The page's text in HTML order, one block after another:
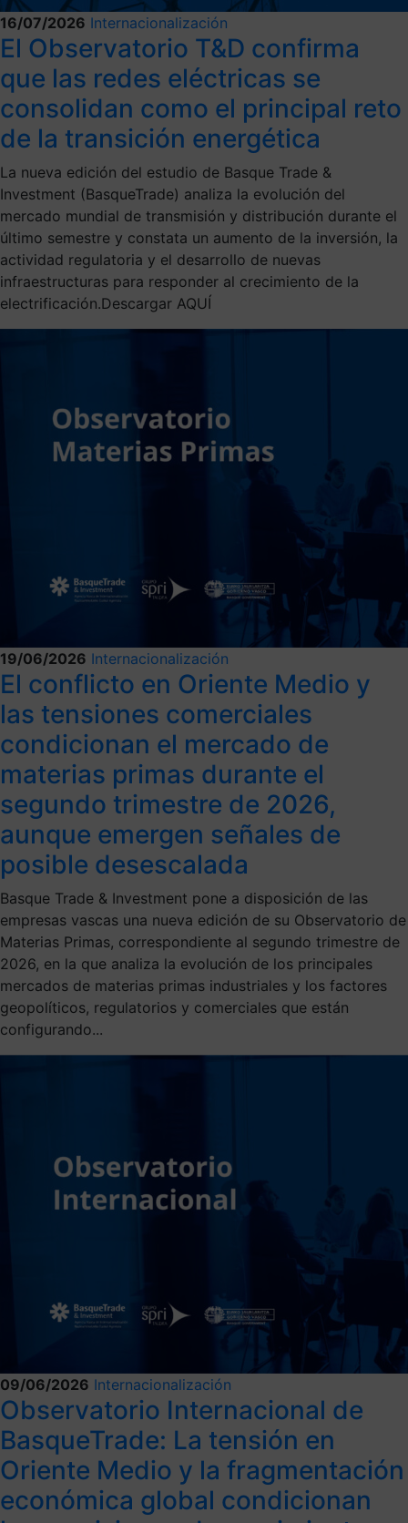
16/07/2026 Internacionalización
El Observatorio T&D confirma
que las redes eléctricas se
consolidan como el principal reto
de la transición energética
La nueva edición del estudio de Basque Trade &
Investment (BasqueTrade) analiza la evolución del
mercado mundial de transmisión y distribución durante el
último semestre y constata un aumento de la inversión, la
actividad regulatoria y el desarrollo de nuevas
infraestructuras para responder al crecimiento de la
electrificación.Descargar AQUÍ
19/06/2026 Internacionalización
El conflicto en Oriente Medio y
las tensiones comerciales
condicionan el mercado de
materias primas durante el
segundo trimestre de 2026,
aunque emergen señales de
posible desescalada
Basque Trade & Investment pone a disposición de las
empresas vascas una nueva edición de su Observatorio de
Materias Primas, correspondiente al segundo trimestre de
2026, en la que analiza la evolución de los principales
mercados de materias primas industriales y los factores
geopolíticos, regulatorios y comerciales que están
configurando...
09/06/2026 Internacionalización
Observatorio Internacional de
BasqueTrade: La tensión en
Oriente Medio y la fragmentación
económica global condicionan